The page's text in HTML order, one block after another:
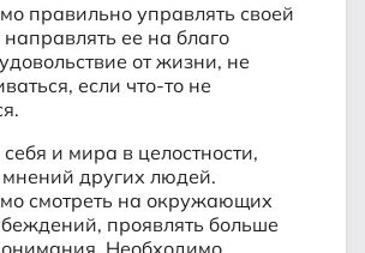
правильно управлять своей
направлять ее на благо
от жизни, не
если что-то не
и мира в целостности,
других людей.
смотреть на окружающих
проявлять больше
Необходимо